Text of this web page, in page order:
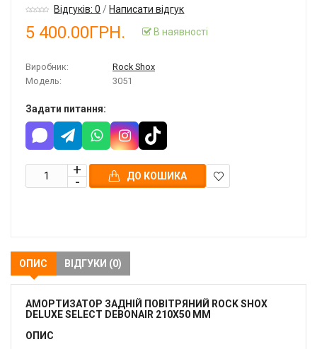
Відгуків: 0 /Написати відгук
5 400.00ГРН. В наявності
Виробник:
Rock Shox
Модель:
3051
Задати питання:
ДО КОШИКА
ОПИС ВІДГУКИ (0)
АМОРТИЗАТОР ЗАДНІЙ ПОВІТРЯНИЙ ROCK SHOX
DELUXE SELECT DEBONAIR 210X50 ММ
ОПИС